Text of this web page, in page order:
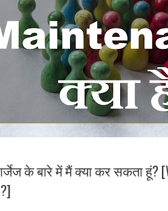
के बारे में मैं क्या कर सकता हूं?